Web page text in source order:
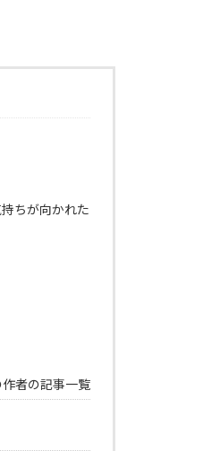
ちが向かれた
作者の記事一覧